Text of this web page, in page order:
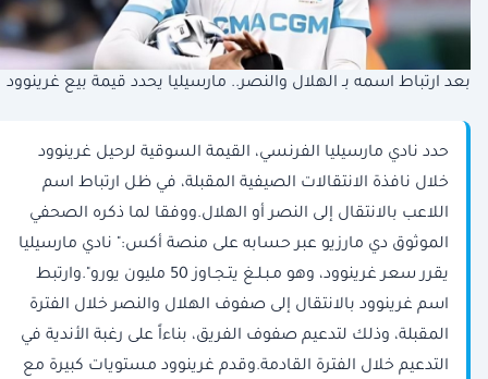
بعد ارتباط اسمه بـ الهلال والنصر.. مارسيليا يحدد قيمة بيع غرينوود
حدد نادي مارسيليا الفرنسي، القيمة السوقية لرحيل غرينوود
خلال نافذة الانتقالات الصيفية المقبلة، في ظل ارتباط اسم
اللاعب بالانتقال إلى النصر أو الهلال.ووفقا لما ذكره الصحفي
الموثوق دي مارزيو عبر حسابه على منصة أكس:" نادي مارسيليا
يقرر سعر غرينوود، وهو مـبـلـغ يتـجـاوز 50 مليون يورو".وارتبط
اسم غرينوود بالانتقال إلى صفوف الهلال والنصر خلال الفترة
المقبلة، وذلك لتدعيم صفوف الفريق، بناءاً على رغبة الأندية في
التدعيم خلال الفترة القادمة.وقدم غرينوود مستويات كبيرة مع